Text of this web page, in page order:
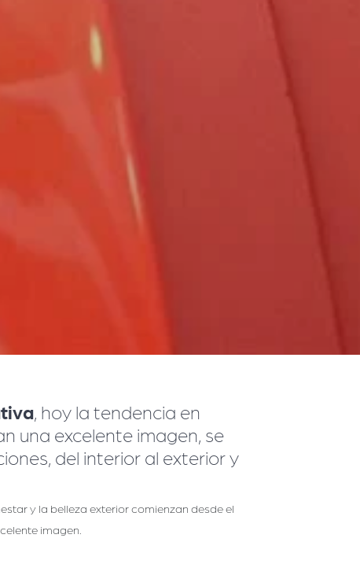
, hoy la tendencia en
una excelente imagen, se
del interior al exterior y
y la belleza exterior comienzan desde el
imagen.